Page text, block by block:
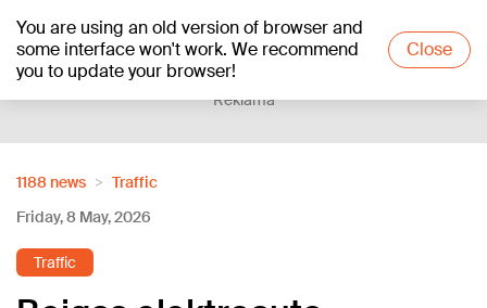
You are using an old version of browser and
some interface won't work. We recommend
you to update your browser!
Close
+15°C
Reklāma
1188 news
Traffic
Friday, 8 May, 2026
Traffic